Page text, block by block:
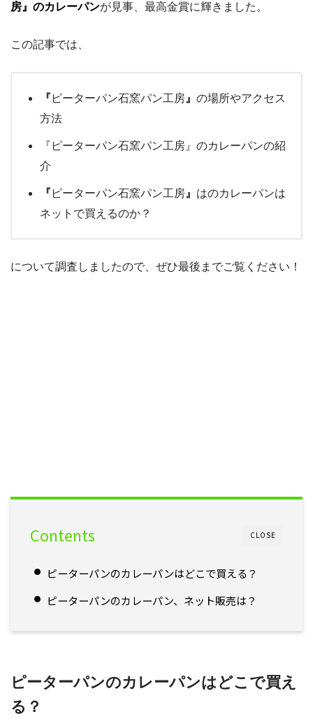
房』のカレーパンが見事、最高金賞に輝きました。
この記事では、
『 ピーターパン石窯パン工房 』 の場所やアクセス
方法
『ピーターパン石窯パン工房』のカレーパンの紹
介
『 ピーターパン石窯パン工房 』 はのカレーパンは
ネットで買えるのか？
について調査しましたので、ぜひ最後までご覧ください！
CLOSE
Contents
ピーターパンのカレーパンはどこで買える？
ピーターパンのカレーパン、ネット販売は？
ピーターパンのカレーパンはどこで買え
る？